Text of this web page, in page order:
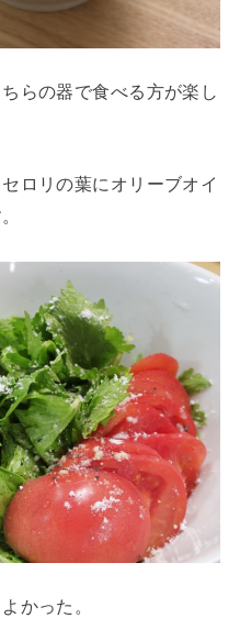
らの器で食べる方が楽し
ロリの葉にオリーブオイ
かった。